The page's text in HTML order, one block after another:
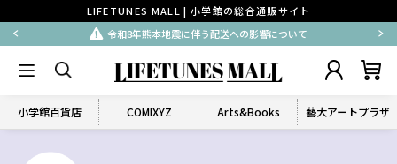
LIFETUNES MALL | 小学館の総合通販サイト
令和8年熊本地震に伴う配送への影響について
小学館百貨店 COMIXYZ Arts&Books 藝大アートプラザ